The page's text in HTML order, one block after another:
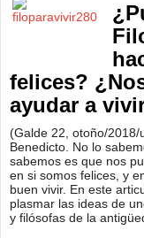
felices?
ayudar a
(Galde 22, otoño/2018/
Benedicto. No lo
sabemos es que nos
en si somos felices, y
buen vivir. En este
plasmar las ideas de
y filósofas de la